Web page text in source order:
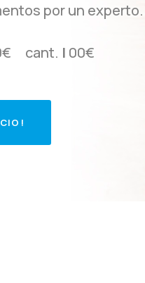
por un experto.
cant. | 00€
CIO !